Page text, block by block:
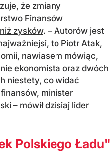
że zmiany
Finansów
zysków. – Autorów jest
to Piotr Atak,
nawiasem mówiąc,
ekonomista oraz dwóch
niestety, co widać
minister
– mówił dzisiaj lider
Polskiego Ładu"